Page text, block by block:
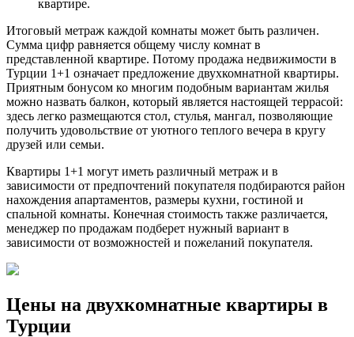
квартире.
Итоговый метраж каждой комнаты может быть различен.
Сумма цифр равняется общему числу комнат в
представленной квартире. Потому продажа недвижимости в
Турции 1+1 означает предложение двухкомнатной квартиры.
Приятным бонусом ко многим подобным вариантам жилья
можно назвать балкон, который является настоящей террасой:
здесь легко размещаются стол, стулья, мангал, позволяющие
получить удовольствие от уютного теплого вечера в кругу
друзей или семьи.
Квартиры 1+1 могут иметь различный метраж и в
зависимости от предпочтений покупателя подбираются район
нахождения апартаментов, размеры кухни, гостиной и
спальной комнаты. Конечная стоимость также различается,
менеджер по продажам подберет нужный вариант в
зависимости от возможностей и пожеланий покупателя.
Цены на двухкомнатные квартиры в
Турции